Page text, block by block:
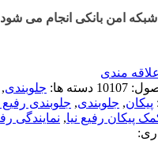
امن بانکی انجام می
مندی
10107 دسته ها: جلوبندی,
پیکان, جلوبندی, جلوبندی رفیع
پیکان رفیع نیا, نمایندگی